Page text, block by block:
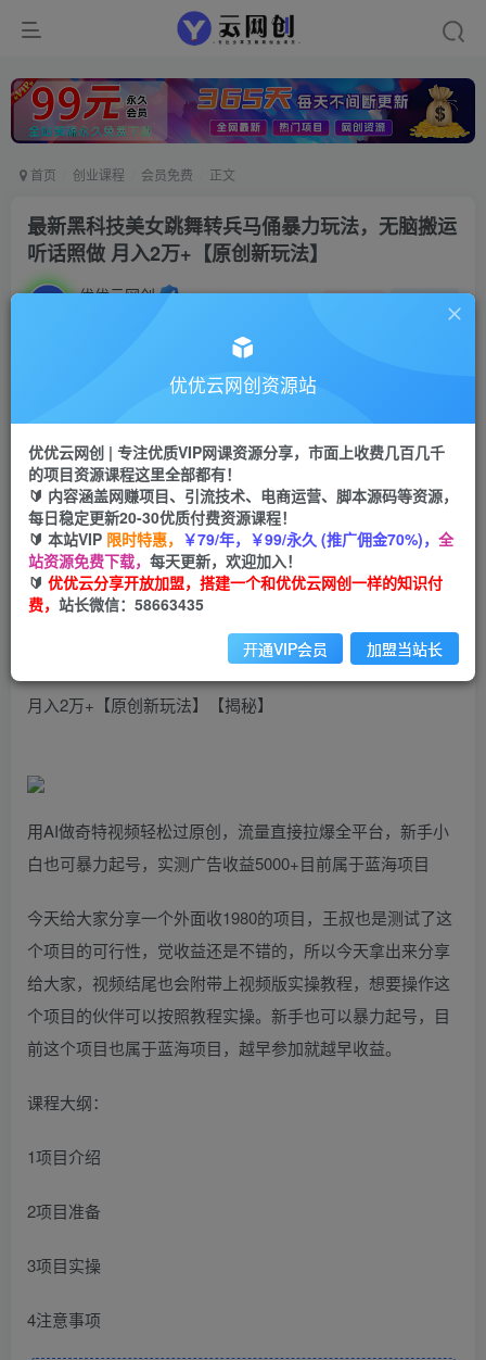
首页 创业课程 会员免费 正文
最新黑科技美女跳舞转兵马俑暴力玩法，无脑搬运
听话照做 月入2万+【原创新玩法】
优优云网创 私信
云币9.9云币99
会员免费
立即购买
您当前未登录！建议登陆后购买，可保存购买订单
最新黑科技美女跳舞转兵马俑暴力玩法，无脑搬运 听话照做
月入2万+【原创新玩法】【揭秘】
用AI做奇特视频轻松过原创，流量直接拉爆全平台，新手小
白也可暴力起号，实测广告收益5000+目前属于蓝海项目
今天给大家分享一个外面收1980的项目，王叔也是测试了这
个项目的可行性，觉收益还是不错的，所以今天拿出来分享
给大家，视频结尾也会附带上视频版实操教程，想要操作这
个项目的伙伴可以按照教程实操。新手也可以暴力起号，目
前这个项目也属于蓝海项目，越早参加就越早收益。
课程大纲：
1项目介绍
2项目准备
3项目实操
4注意事项
优优云网创资源站
优优云网创 | 专注优质VIP网课资源分享，市面上收费几百几千
的项目资源课程这里全部都有！
🔰 内容涵盖网赚项目、引流技术、电商运营、脚本源码等资源，
每日稳定更新20-30优质付费资源课程！
🔰 本站VIP 限时特惠， ￥79/年，￥99/永久 (推广佣金70%)， 全
站资源免费下载， 每天更新，欢迎加入！
🔰 优优云分享开放加盟，搭建一个和优优云网创一样的知识付
费， 站长微信：58663435
开通VIP会员 加盟当站长